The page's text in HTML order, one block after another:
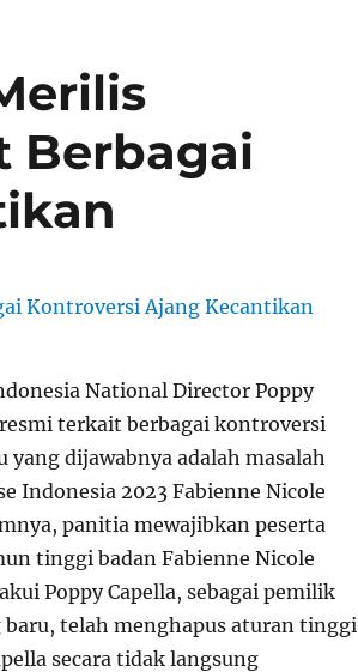
Berbagai
National Director Poppy
terkait berbagai kontroversi
dijawabnya adalah masalah
Indonesia 2023 Fabienne Nicole
panitia mewajibkan peserta
tinggi badan Fabienne Nicole
Poppy Capella, sebagai pemilik
telah menghapus aturan tinggi
secara tidak langsung